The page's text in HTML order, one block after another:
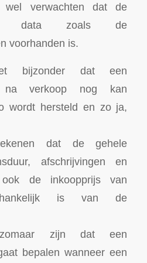
verwachten dat de
data zoals de
voorhanden is.
bijzonder dat een
na verkoop nog kan
wordt hersteld en zo ja,
dat de gehele
afschrijvingen en
de inkoopprijs van
is van de
zijn dat een
bepalen wanneer een